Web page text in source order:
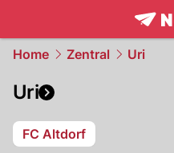
Home Zentral Uri
Uri
FC Altdorf